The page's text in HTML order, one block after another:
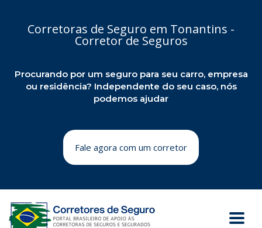
Corretoras de Seguro em Tonantins -
Corretor de Seguros
Procurando por um seguro para seu carro, empresa
ou residência? Independente do seu caso, nós
podemos ajudar
Fale agora com um corretor